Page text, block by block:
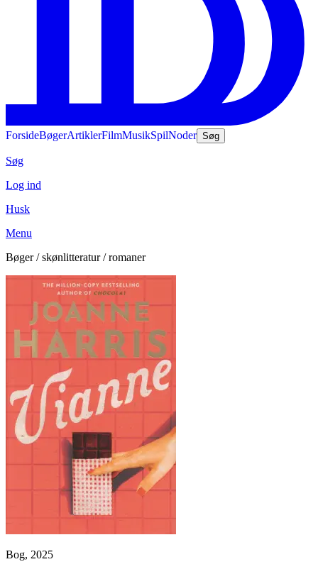
ForsideBøgerArtiklerFilmMusikSpilNoder Søg
Søg
Log ind
Husk
Menu
Bøger / skønlitteratur / romaner
Bog, 2025